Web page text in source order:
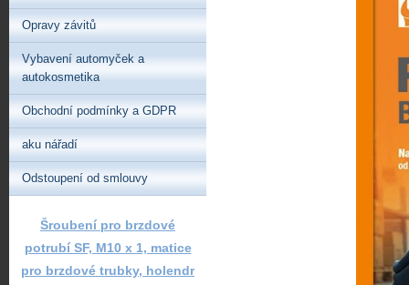
Opravy závitů
Vybavení automyček a
autokosmetika
Obchodní podmínky a GDPR
aku nářadí
Odstoupení od smlouvy
Šroubení pro brzdové
potrubí SF, M10 x 1, matice
pro brzdové trubky, holendr